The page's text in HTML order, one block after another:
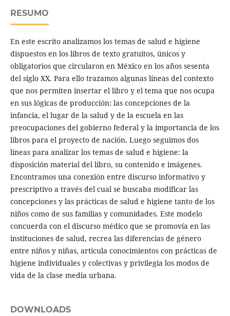
RESUMO
En este escrito analizamos los temas de salud e higiene
dispuestos en los libros de texto gratuitos, únicos y
obligatorios que circularon en México en los años sesenta
del siglo XX. Para ello trazamos algunas líneas del contexto
que nos permiten insertar el libro y el tema que nos ocupa
en sus lógicas de producción: las concepciones de la
infancia, el lugar de la salud y de la escuela en las
preocupaciones del gobierno federal y la importancia de los
libros para el proyecto de nación. Luego seguimos dos
líneas para analizar los temas de salud e higiene: la
disposición material del libro, su contenido e imágenes.
Encontramos una conexión entre discurso informativo y
prescriptivo a través del cual se buscaba modificar las
concepciones y las prácticas de salud e higiene tanto de los
niños como de sus familias y comunidades. Este modelo
concuerda con el discurso médico que se promovía en las
instituciones de salud, recrea las diferencias de género
entre niños y niñas, articula conocimientos con prácticas de
higiene individuales y colectivas y privilegia los modos de
vida de la clase media urbana.
DOWNLOADS